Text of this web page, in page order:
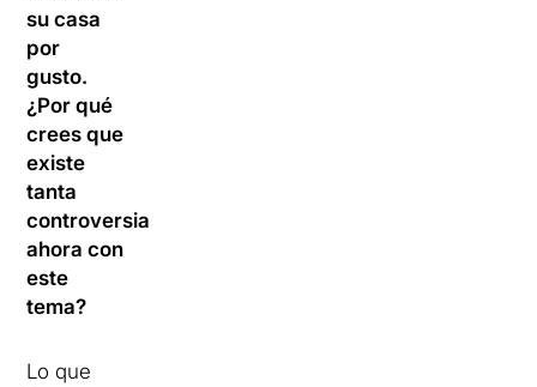
su casa
por
gusto.
¿Por qué
crees que
existe
tanta
controversia
ahora con
este
tema?
Lo que